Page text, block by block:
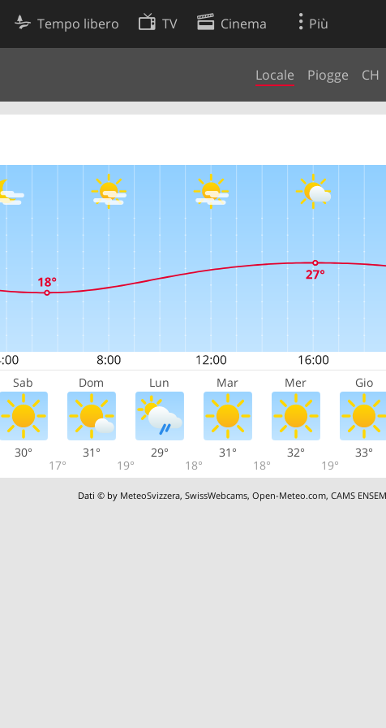
Tempo libero TV Cinema Più
Locale Piogge CH
Sab Dom Lun Mar Mer Gio
30°
17°
31°
19°
29°
18°
31°
18°
32°
19°
33°
Dati © by MeteoSvizzera,SwissWebcams,Open-Meteo.com,CAMS
Ricerca
Preferenze cookie